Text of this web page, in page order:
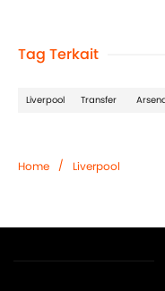
Tag Terkait
Liverpool Transfer
Home / Liverpool